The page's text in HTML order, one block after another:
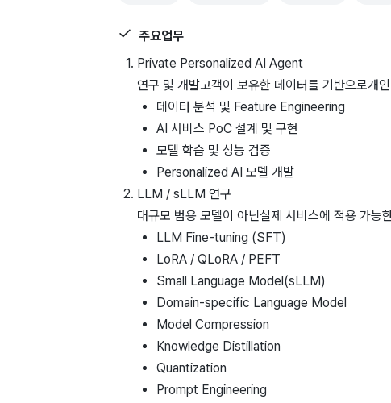
주요업무
Private Personalized AI Agent
연구 및 개발고객이 보유한 데이터를 기반으로개
데이터 분석 및 Feature Engineering
AI 서비스 PoC 설계 및 구현
모델 학습 및 성능 검증
Personalized AI 모델 개발
LLM / sLLM 연구
대규모 범용 모델이 아닌실제 서비스에 적용 가능
LLM Fine-tuning (SFT)
LoRA / QLoRA / PEFT
Small Language Model(sLLM)
Domain-specific Language Model
Model Compression
Knowledge Distillation
Quantization
Prompt Engineering